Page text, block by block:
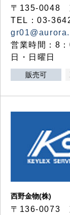
〒135-0048
TEL：03-
営業時間：8
日・日曜日
販売可
西野金物(株)
〒136-0073